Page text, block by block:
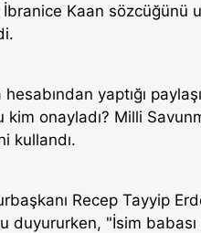
Kaan sözcüğünü
yaptığı
onayladı? Milli
kullandı.
Recep Tayyip
duyururken, "İsim